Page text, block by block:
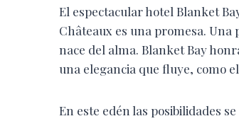
El espectacular hotel Blanket
Châteaux es una promesa.
nace del alma. Blanket Bay
una elegancia que fluye, como
En este edén las posibilidades